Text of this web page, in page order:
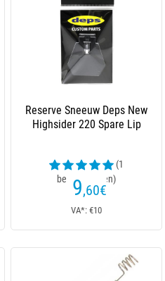
Reserve Sneeuw Deps New
Highsider 220 Spare Lip
(1
beoordelingen)
9,60€
VA*: €10